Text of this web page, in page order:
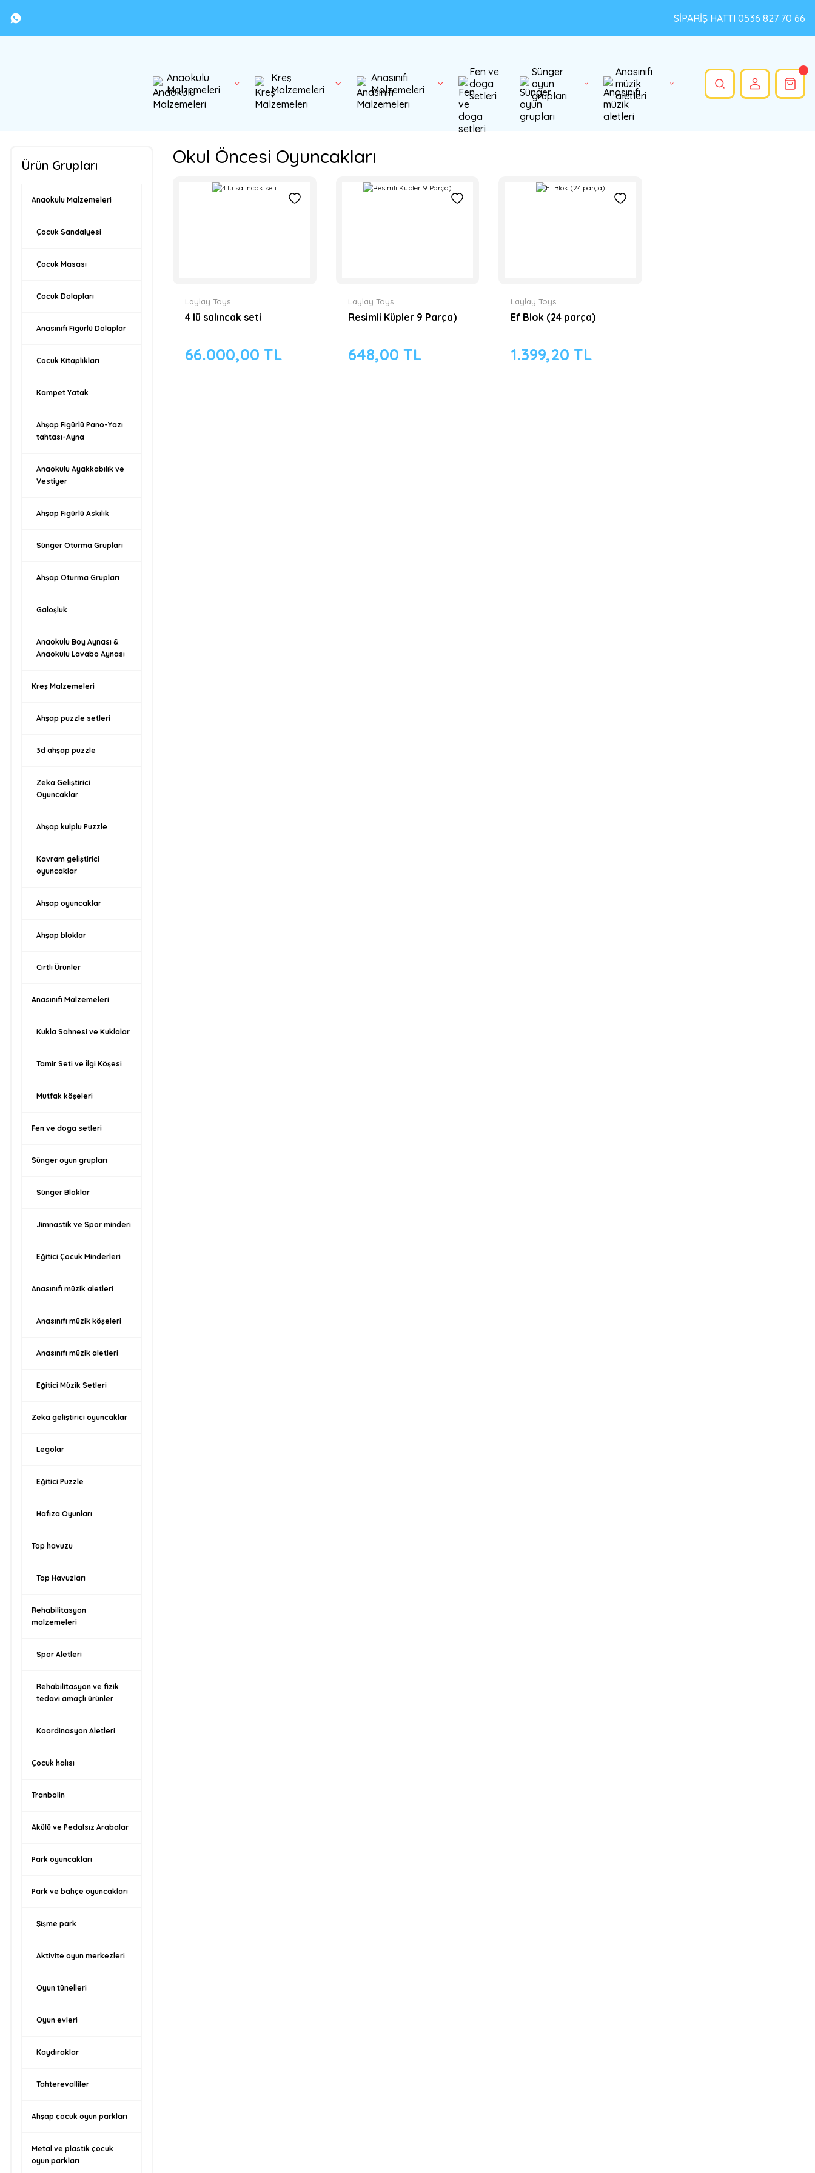
SİPARİŞ HATTI 0536 827 70 66
Anaokulu
Malzemeleri
Kreş
Malzemeleri
Anasınıfı
Malzemeleri
Fen ve
doga
setleri
Sünger
oyun
grupları
Anasınıfı
müzik
aletleri
Ürün Grupları
Anaokulu Malzemeleri
Çocuk Sandalyesi
Çocuk Masası
Çocuk Dolapları
Anasınıfı Figürlü Dolaplar
Çocuk Kitaplıkları
Kampet Yatak
Ahşap Figürlü Pano-Yazı
tahtası-Ayna
Anaokulu Ayakkabılık ve
Vestiyer
Ahşap Figürlü Askılık
Sünger Oturma Grupları
Ahşap Oturma Grupları
Galoşluk
Anaokulu Boy Aynası &
Anaokulu Lavabo Aynası
Kreş Malzemeleri
Ahşap puzzle setleri
3d ahşap puzzle
Zeka Geliştirici
Oyuncaklar
Ahşap kulplu Puzzle
Kavram geliştirici
oyuncaklar
Ahşap oyuncaklar
Ahşap bloklar
Cırtlı Ürünler
Anasınıfı Malzemeleri
Kukla Sahnesi ve Kuklalar
Tamir Seti ve İlgi Köşesi
Mutfak köşeleri
Fen ve doga setleri
Sünger oyun grupları
Sünger Bloklar
Jimnastik ve Spor minderi
Eğitici Çocuk Minderleri
Anasınıfı müzik aletleri
Anasınıfı müzik köşeleri
Anasınıfı müzik aletleri
Eğitici Müzik Setleri
Zeka geliştirici oyuncaklar
Legolar
Eğitici Puzzle
Hafıza Oyunları
Top havuzu
Top Havuzları
Rehabilitasyon
malzemeleri
Spor Aletleri
Rehabilitasyon ve fizik
tedavi amaçlı ürünler
Koordinasyon Aletleri
Çocuk halısı
Tranbolin
Akülü ve Pedalsız Arabalar
Park oyuncakları
Park ve bahçe oyuncakları
Şişme park
Aktivite oyun merkezleri
Oyun tünelleri
Oyun evleri
Kaydıraklar
Tahterevalliler
Ahşap çocuk oyun parkları
Metal ve plastik çocuk
oyun parkları
Okul Öncesi Oyuncakları
Laylay Toys
4 lü salıncak seti
66.000,00 TL
Laylay Toys
Resimli Küpler 9 Parça)
648,00 TL
Laylay Toys
Ef Blok (24 parça)
1.399,20 TL